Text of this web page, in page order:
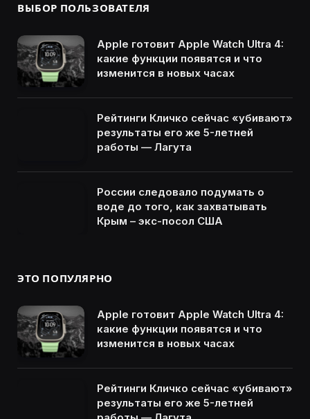
ВЫБОР ПОЛЬЗОВАТЕЛЯ
Apple готовит Apple Watch Ultra 4:
какие функции появятся и что
изменится в новых часах
Рейтинги Кличко сейчас «убивают»
результаты его же 5-летней
работы — Лагута
России следовало подумать о
воде до того, как захватывать
Крым – экс-посол США
ЭТО ПОПУЛЯРНО
Apple готовит Apple Watch Ultra 4:
какие функции появятся и что
изменится в новых часах
Рейтинги Кличко сейчас «убивают»
результаты его же 5-летней